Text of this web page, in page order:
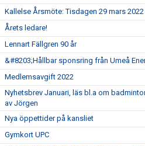
Kallelse Årsmöte: Tisdagen 29 mars 2022
Årets ledare!
Lennart Fällgren 90 år
&#8203;Hållbar sponsring från Umeå
Medlemsavgift 2022
Nyhetsbrev Januari, läs bl.a om
av Jörgen
Nya öppettider på kansliet
Gymkort UPC